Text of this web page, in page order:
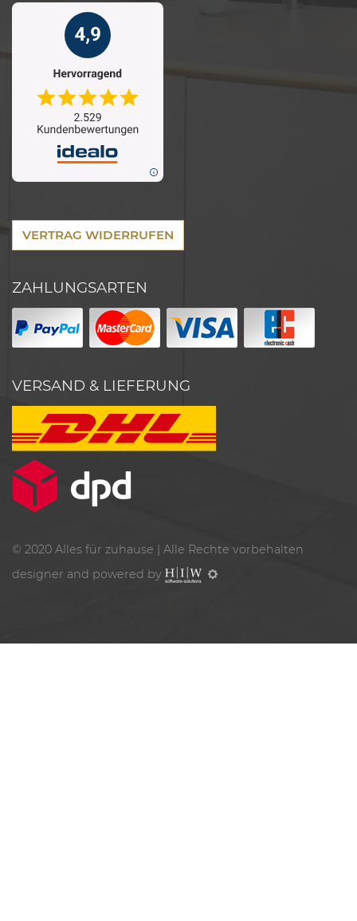
VERTRAG WIDERRUFEN
ZAHLUNGSARTEN
VERSAND & LIEFERUNG
© 2020 Alles für zuhause | Alle Rechte vorbehalten
designer and powered by